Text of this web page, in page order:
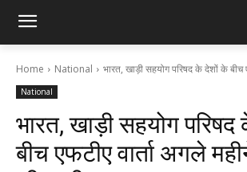
Home National भारत, खाड़ी सहयोग परिषद के देशों के बीच
National
भारत, खाड़ी सहयोग
बीच एफटीए वार्ता अगले